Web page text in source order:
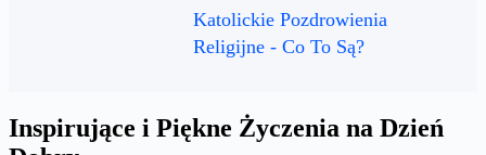
Katolickie Pozdrowienia
Religijne - Co To Są?
Inspirujące i Piękne Życzenia na Dzień